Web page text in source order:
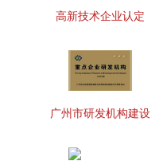
高新技术企业认定
广州市研发机构建设